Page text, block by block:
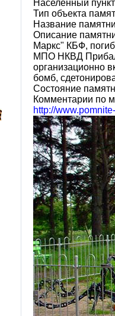
Населенный
Тип объекта
Название
Описание
Маркс" КБФ,
МПО НКВД
организационно
бомб,
Состояние
Комментарии по
http://